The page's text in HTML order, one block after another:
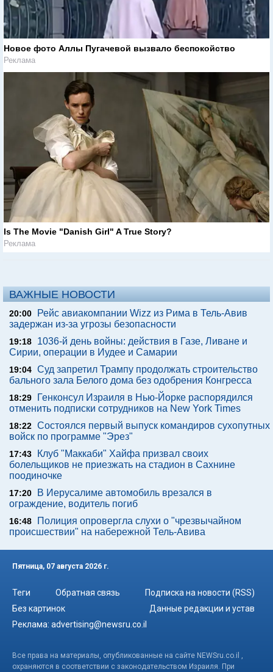
Новое фото Аллы Пугачевой вызвало беспокойство
Реклама
Is The Movie "Danish Girl" A True Story?
Реклама
ВАЖНЫЕ НОВОСТИ
20:00
Рейс авиакомпании Wizz из Рима в Тель-Авив
задержан из-за угрозы безопасности
19:18
1036-й день войны: действия в Газе, Ливане и
Сирии, операции в Иудее и Самарии
19:04 Суд запретил Трампу продолжать строительство
бального зала Белого дома без одобрения Конгресса
18:29
Генконсул Израиля в Нью-Йорке распорядился
отменить подписки сотрудников на New York Times
18:22 Состоялся первый выпуск командиров сухопутных
войск по программе "Эрез"
17:43
Клуб "Маккаби" Хайфа призвал своих
болельщиков не приезжать на стадион в Сахнине
поодиночке
17:20
В Иерусалиме автомобиль врезался в
ограждение, водитель погиб
16:48
Полиция опровергла слухи о "чрезвычайном
происшествии" на набережной Тель-Авива
Пятница, 07 августа 2026 г.
Теги Обратная связь
Подписка на новости (RSS)
Без картинок
Данные редакции и устав
Реклама: advertising@newsru.co.il
Все права на материалы, опубликованные на сайте NEWSru.co.il ,
охраняются в соответствии с законодательством Израиля. При